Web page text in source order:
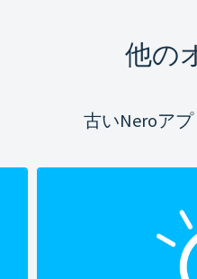
他の
古いNeroア